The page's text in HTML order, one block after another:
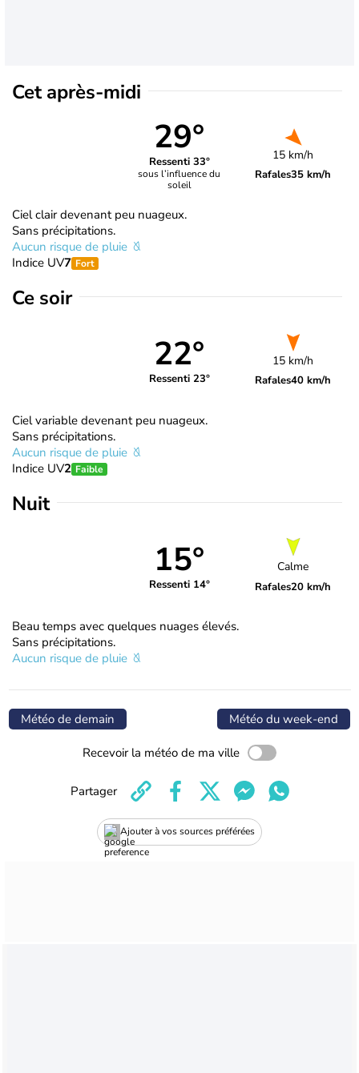
Cet après-midi
29°
Ressenti 33°
sous l’influence du
soleil
15 km/h
Rafales35 km/h
Ciel clair devenant peu nuageux.
Sans précipitations.
Aucun risque de pluie
Indice UV7 Fort
Ce soir
22°
Ressenti 23°
15 km/h
Rafales40 km/h
Ciel variable devenant peu nuageux.
Sans précipitations.
Aucun risque de pluie
Indice UV2 Faible
Nuit
15°
Ressenti 14°
Calme
Rafales20 km/h
Beau temps avec quelques nuages élevés.
Sans précipitations.
Aucun risque de pluie
Météo de demain Météo du week-end
Recevoir la météo de ma ville
Ajouter à vos sources préférées
Partager